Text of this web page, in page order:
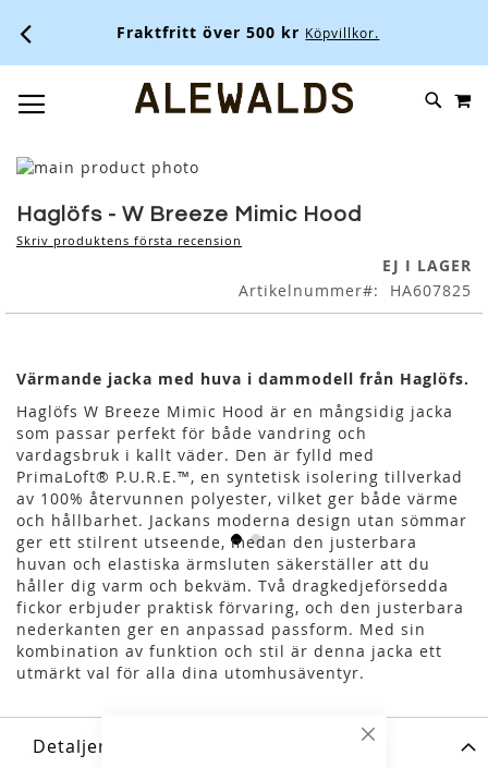
Fraktfritt över 500 kr Köpvillkor.
SKIP
Skip
the
end
of
gallery
to
the
beginning
images
Haglöfs - W Breeze Mimic Hood
Skriv produktens första recension
EJ I LAGER
Artikelnummer
HA607825
Värmande jacka med huva i dammodell från Haglöfs.
Haglöfs W Breeze Mimic Hood är en mångsidig jacka
som passar perfekt för både vandring och
vardagsbruk i kallt väder. Den är fylld med
PrimaLoft® P.U.R.E.™, en syntetisk isolering tillverkad
av 100% återvunnen polyester, vilket ger både värme
och hållbarhet. Jackans moderna design utan sömmar
ger ett stilrent utseende, medan den justerbara
huvan och elastiska ärmsluten säkerställer att du
håller dig varm och bekväm. Två dragkedjeförsedda
fickor erbjuder praktisk förvaring, och den justerbara
nederkanten ger en anpassad passform. Med sin
kombination av funktion och stil är denna jacka ett
utmärkt val för alla dina utomhusäventyr.
Detaljer